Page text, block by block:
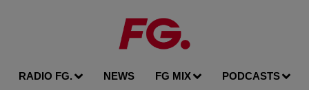
RADIO FG. NEWS FG MIX PODCASTS